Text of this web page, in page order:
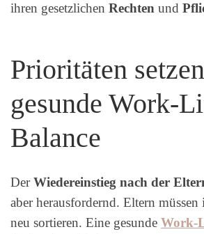
ihren gesetzlichen Rechten und
Prioritäten
gesunde Work-
Balance
DerWiedereinstieg nach der
aber herausfordernd. Eltern müssen
neu sortieren. Eine gesunde Work-